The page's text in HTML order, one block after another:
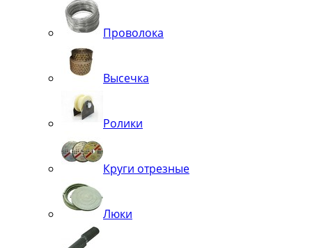
Проволока
Высечка
Ролики
Круги отрезные
Люки